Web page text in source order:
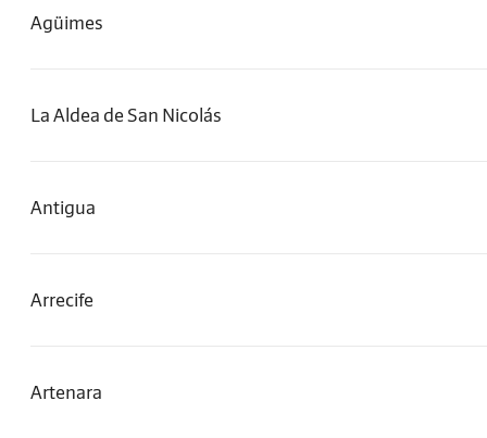
Agüimes
La Aldea de San Nicolás
Antigua
Arrecife
Artenara